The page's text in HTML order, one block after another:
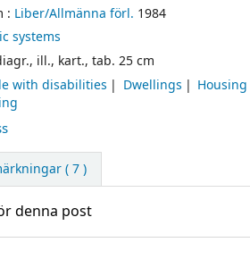
: Liber/Allmänna förl. 1984
systems
ill., kart., tab. 25 cm
with disabilities Dwellings Housing
( 7 )
denna post